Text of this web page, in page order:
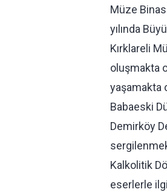
Müze
yılında
Kırklareli
oluşmakta
yaşamakta
Babaeski
Demirköy
Kalkolitik
eserlerle